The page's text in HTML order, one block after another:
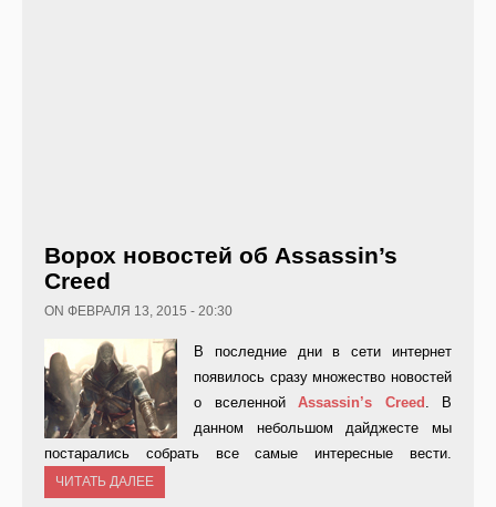
Ворох новостей об Assassin’s
Creed
ON ФЕВРАЛЯ 13, 2015 - 20:30
В последние дни в сети интернет
появилось сразу множество новостей
о вселенной Assassin’s Creed . В
данном небольшом дайджесте мы
постарались собрать все самые интересные вести.
ЧИТАТЬ ДАЛЕЕ